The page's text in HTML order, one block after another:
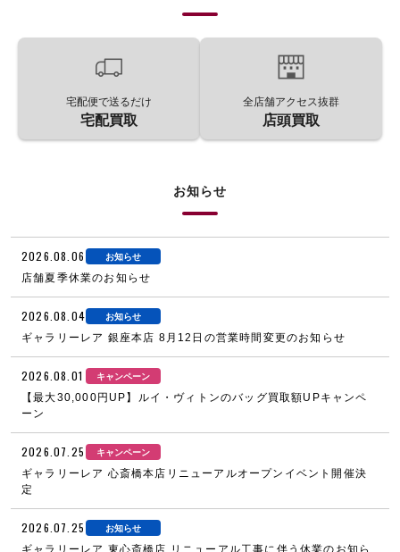
宅配便で送るだけ
宅配買取
全店舗アクセス抜群
店頭買取
お知らせ
2026.08.06 お知らせ
店舗夏季休業のお知らせ
2026.08.04 お知らせ
ギャラリーレア 銀座本店 8月12日の営業時間変更のお知らせ
2026.08.01 キャンペーン
【最大30,000円UP】ルイ・ヴィトンのバッグ買取額UPキャンペ
ーン
2026.07.25 キャンペーン
ギャラリーレア 心斎橋本店リニューアルオープンイベント開催決
定
2026.07.25 お知らせ
ギャラリーレア 東心斎橋店 リニューアル工事に伴う休業のお知ら